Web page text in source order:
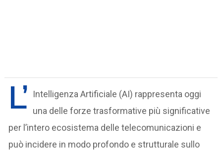
L’
Intelligenza Artificiale (AI) rappresenta oggi
una delle forze trasformative più significative
per l’intero ecosistema delle telecomunicazioni e
può incidere in modo profondo e strutturale sullo